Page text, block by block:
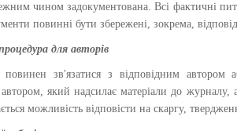
чином задокументована. Всі фактичні
повинні бути збережені, зокрема,
для авторів
повинен зв'язатися з відповідним
автором, який надсилає матеріали до
можливість відповісти на скаргу,